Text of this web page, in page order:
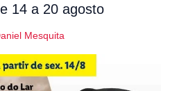
14 a 20 agosto
Mesquita